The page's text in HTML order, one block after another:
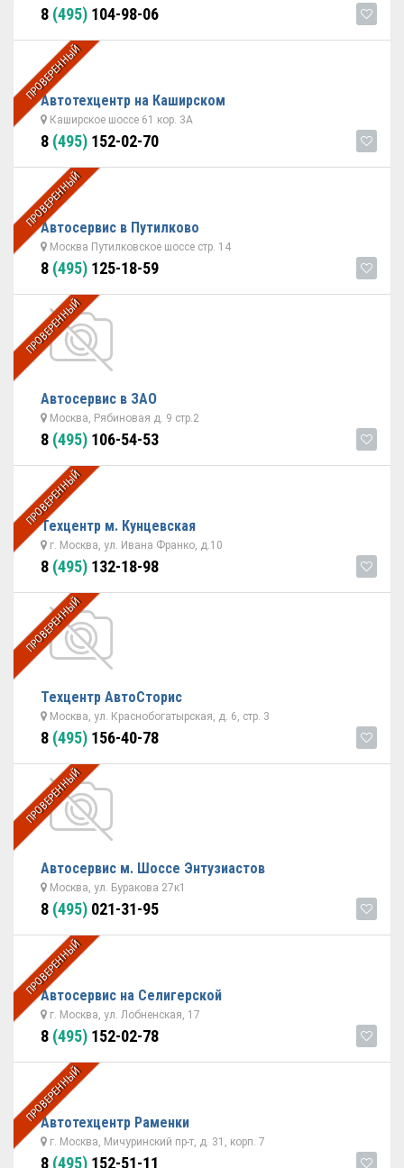
8 (495) 104-98-06
ПРОВЕРЕННЫЙ
Автотехцентр на Каширском
Каширское шоссе 61 кор. 3А
8 (495) 152-02-70
ПРОВЕРЕННЫЙ
Автосервис в Путилково
Москва Путилковское шоссе стр. 14
8 (495) 125-18-59
ПРОВЕРЕННЫЙ
Автосервис в ЗАО
Москва, Рябиновая д. 9 стр.2
8 (495) 106-54-53
ПРОВЕРЕННЫЙ
Техцентр м. Кунцевская
г. Москва, ул. Ивана Франко, д.10
8 (495) 132-18-98
ПРОВЕРЕННЫЙ
Техцентр АвтоСторис
Москва, ул. Краснобогатырская, д. 6, стр. 3
8 (495) 156-40-78
ПРОВЕРЕННЫЙ
Автосервис м. Шоссе Энтузиастов
Москва, ул. Буракова 27к1
8 (495) 021-31-95
ПРОВЕРЕННЫЙ
Автосервис на Селигерской
г. Москва, ул. Лобненская, 17
8 (495) 152-02-78
ПРОВЕРЕННЫЙ
Автотехцентр Раменки
г. Москва, Мичуринский пр-т, д. 31, корп. 7
8 (495) 152-51-11